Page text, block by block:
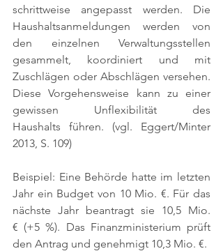
schrittweise angepasst werden. Die
Haushaltsanmeldungen werden von
den einzelnen Verwaltungsstellen
gesammelt, koordiniert und mit
Zuschlägen oder Abschlägen versehen.
Diese Vorgehensweise kann zu einer
gewissen Unflexibilität des
Haushalts führen. (vgl. Eggert/Minter
2013, S. 109)
Beispiel: Eine Behörde hatte im letzten
Jahr ein Budget von 10 Mio. €. Für das
nächste Jahr beantragt sie 10,5 Mio.
€ (+5 %). Das Finanzministerium prüft
den Antrag und genehmigt 10,3 Mio. €.